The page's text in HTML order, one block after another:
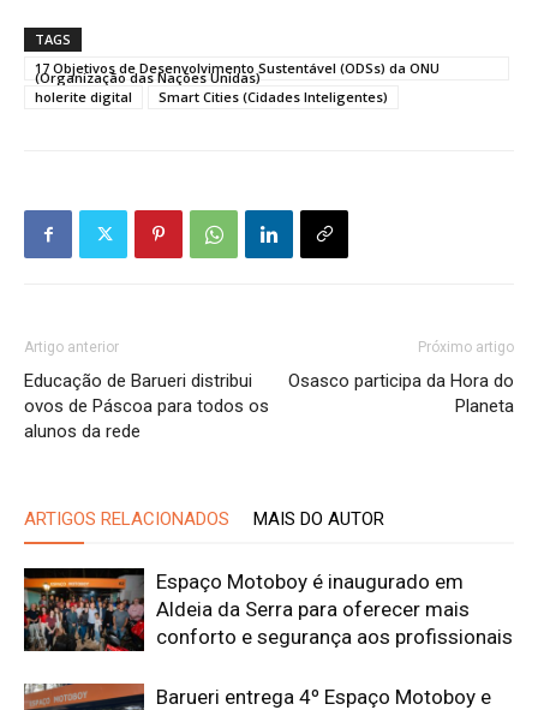
TAGS
17 Objetivos de Desenvolvimento Sustentável (ODSs) da ONU
(Organização das Nações Unidas)
holerite digital
Smart Cities (Cidades Inteligentes)
Artigo anterior
Educação de Barueri distribui
ovos de Páscoa para todos os
alunos da rede
Próximo artigo
Osasco participa da Hora do
Planeta
ARTIGOS RELACIONADOS MAIS DO AUTOR
Espaço Motoboy é inaugurado em
Aldeia da Serra para oferecer mais
conforto e segurança aos profissionais
Barueri entrega 4º Espaço Motoboy e